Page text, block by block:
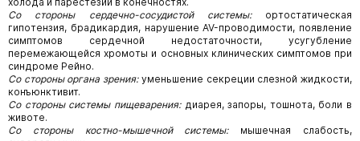
Со стороны сердечно-сосудистой системы:ортостатическая
гипотензия, брадикардия, нарушение AV-проводимости, появление
симптомов сердечной недостаточности, усугубление
перемежающейся хромоты и основных клинических симптомов при
синдроме Рейно.
Со стороны органа зрения:уменьшение секреции слезной жидкости,
конъюнктивит.
Со стороны системы пищеварения:диарея, запоры, тошнота, боли в
животе.
Со стороны костно-мышечной системы:мышечная слабость,